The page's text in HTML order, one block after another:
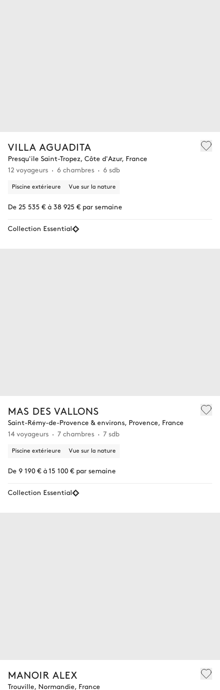
VILLA AGUADITA
Presqu'ile Saint-Tropez, Côte d'Azur, France
12 voyageurs
6 chambres 6 sdb
Piscine extérieure Vue sur la nature
De 25 535 € à 38 925 € par semaine
Collection Essential
MAS DES VALLONS
Saint-Rémy-de-Provence & environs, Provence, France
14 voyageurs
7 chambres 7 sdb
Piscine extérieure Vue sur la nature
De 9 190 € à 15 100 € par semaine
Collection Essential
MANOIR ALEX
Trouville, Normandie, France